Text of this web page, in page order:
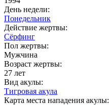
День недели:
Понедельник
Действие жертвы:
Сёрфинг
Пол жертвы:
Мужчина
Возраст жертвы:
27 лет
Вид акулы:
Тигровая акула
Карта места нападения акулы: